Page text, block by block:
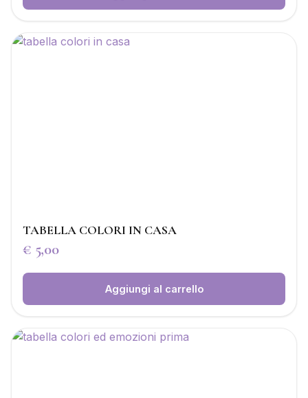
TABELLA COLORI IN CASA
€ 5,00
Aggiungi al carrello